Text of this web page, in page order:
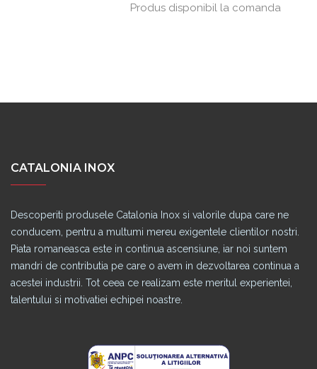
Produs disponibil la comanda
CATALONIA INOX
Descoperiti produsele Catalonia Inox si valorile dupa care ne
conducem, pentru a multumi mereu exigentele clientilor nostri.
Piata romaneasca este in continua ascensiune, iar noi suntem
mandri de contributia pe care o avem in dezvoltarea continua a
acestei industrii. Tot ceea ce realizam este meritul experientei,
talentului si motivatiei echipei noastre.